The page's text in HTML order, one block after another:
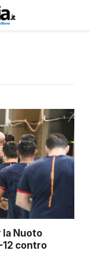
Nuoto
12 contro